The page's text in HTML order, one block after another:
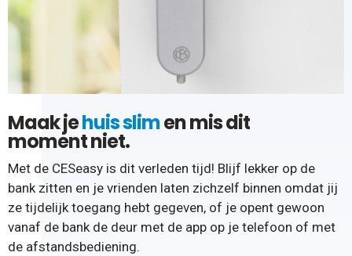
Maak jehuis slimen mis dit
moment niet.
Met de CESeasy is dit verleden tijd! Blijf lekker op de
bank zitten en je vrienden laten zichzelf binnen omdat jij
ze tijdelijk toegang hebt gegeven, of je opent gewoon
vanaf de bank de deur met de app op je telefoon of met
de afstandsbediening.